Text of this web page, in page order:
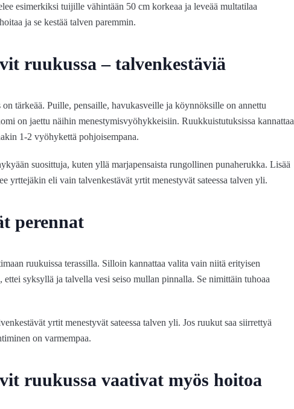
esimerkiksi tuijille vähintään 50 cm korkeaa ja leveää multatilaa
ja se kestää talven paremmin.
ruukussa – talvenkestäviä
tärkeää. Puille, pensaille, havukasveille ja köynnöksille on annettu
on jaettu näihin menestymisvyöhykkeisiin. Ruukkuistutuksissa kannattaa
1-2 vyöhykettä pohjoisempana.
suosittuja, kuten yllä marjapensaista rungollinen punaherukka. Lisää
yrttejäkin eli vain talvenkestävät yrtit menestyvät sateessa talven yli.
perennat
ruukuissa terassilla. Silloin kannattaa valita vain niitä erityisen
syksyllä ja talvella vesi seiso mullan pinnalla. Se nimittäin tuhoaa
yrtit menestyvät sateessa talven yli. Jos ruukut saa siirrettyä
on varmempaa.
ruukussa vaativat myös hoitoa